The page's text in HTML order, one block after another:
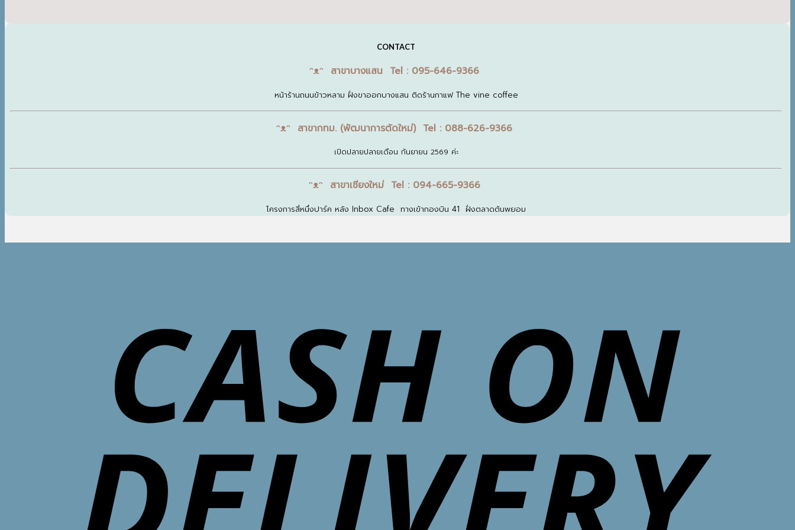
CONTACT
ᵔᴥᵔ สาขาบางแสน Tel : 095-646-9366
หน้าร้านถนนข้าวหลาม ฝั่งขาออกบางแสน ติดร้านกาแฟ The vine coffee
ᵔᴥᵔ สาขากทม. (พัฒนาการตัดใหม่) Tel : 088-626-9366
เปิดปลายปลายเดือน กันยายน 2569 ค่ะ
ᵔᴥᵔ สาขาเชียงใหม่ Tel : 094-665-9366
โครงการสี่หนึ่งปาร์ค หลัง Inbox Cafe ทางเข้ากองบิน 41 ฝั่งตลาดต้นพยอม